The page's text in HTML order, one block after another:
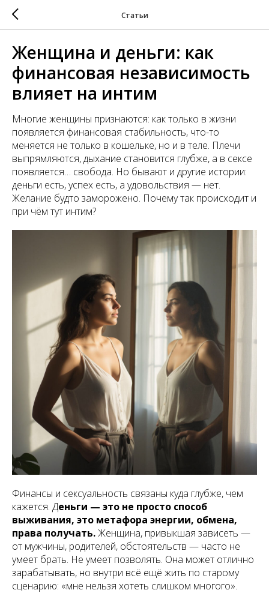
Статьи
Женщина и деньги: как
финансовая независимость
влияет на интим
Многие женщины признаются: как только в жизни
появляется финансовая стабильность, что-то
меняется не только в кошельке, но и в теле. Плечи
выпрямляются, дыхание становится глубже, а в сексе
появляется… свобода. Но бывают и другие истории:
деньги есть, успех есть, а удовольствия — нет.
Желание будто заморожено. Почему так происходит и
при чём тут интим?
Финансы и сексуальность связаны куда глубже, чем
кажется. Деньги — это не просто способ
выживания, это метафора энергии, обмена,
права получать.Женщина, привыкшая зависеть —
от мужчины, родителей, обстоятельств — часто не
умеет брать. Не умеет позволять. Она может отлично
зарабатывать, но внутри всё ещё жить по старому
сценарию: «мне нельзя хотеть слишком многого».